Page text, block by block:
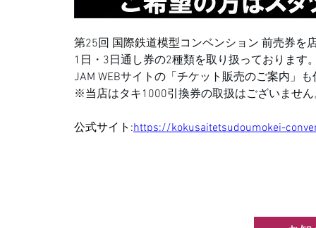
第25回 国際鉄道模型コンベンション 前売券を
1日・3日通し券の2種類を取り扱っております
JAM WEBサイトの「チケット販売のご案内」
※当店はタキ1000引換券の取扱はございませ
公式サイト:https://kokusaitetsudoumokei-